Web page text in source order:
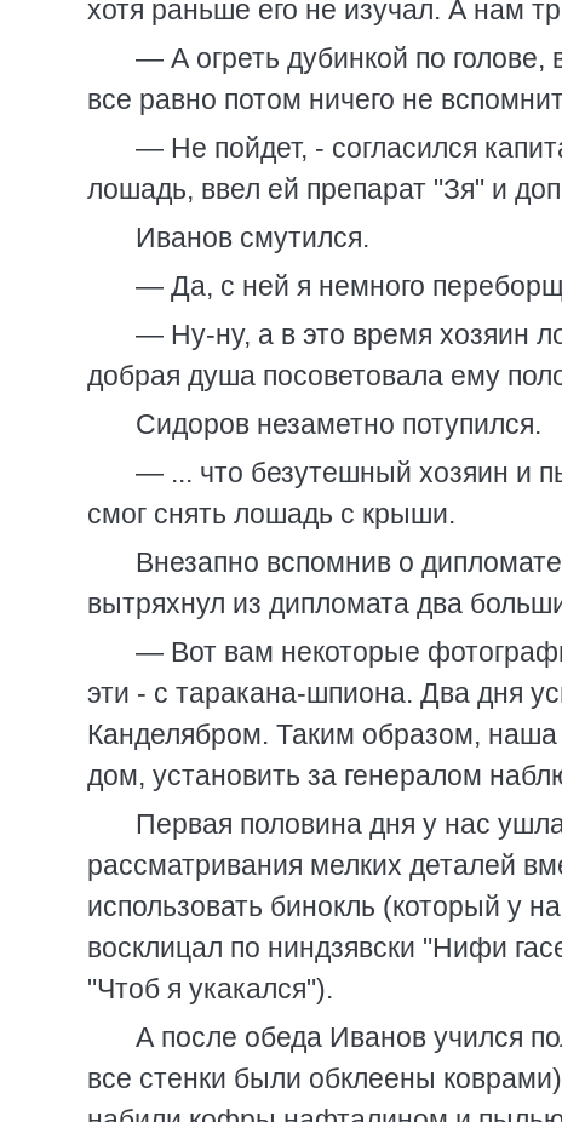
хотя раньше его не изучал. А нам
— А огреть дубинкой по
все равно потом ничего не
— Не пойдет, - согласился
лошадь, ввел ей препарат "Зя" и
Иванов смутился.
— Да, с ней я немного
— Ну-ну, а в это время хозяин
добрая душа посоветовала ему
Сидоров незаметно потупился.
— ... что безутешный хозяин и
смог снять лошадь c крыши.
Внезапно вспомнив о
вытряхнул из дипломата два
— Вот вам некоторые
эти - с таракана-шпиона. Два дня
Канделябром. Таким образом, наша
дом, установить за генералом
Первая половина дня у нас
рассматривания мелких деталей
использовать бинокль (который у
восклицал по ниндзявски "Нифи
"Чтоб я укакался").
А после обеда Иванов учился
все стенки были обклеены